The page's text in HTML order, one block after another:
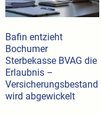
Bafin entzieht
Bochumer
Sterbekasse BVAG die
Erlaubnis –
Versicherungsbestand
wird abgewickelt